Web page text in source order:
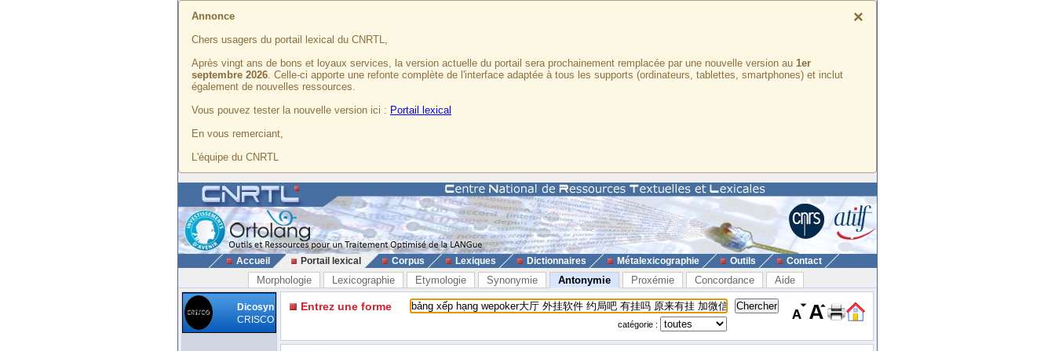
×
Annonce
Chers usagers du portail lexical du CNRTL,
Après vingt ans de bons et loyaux services, la version actuelle du portail sera prochainement remplacée par une nouvelle version au 1er
septembre 2026. Celle-ci apporte une refonte complète de l'interface adaptée à tous les supports (ordinateurs, tablettes, smartphones) et inclut
également de nouvelles ressources.
Vous pouvez tester la nouvelle version ici : Portail lexical
En vous remerciant,
L'équipe du CNRTL
Accueil Portail lexical Corpus Lexiques Dictionnaires Métalexicographie Outils Contact
Morphologie Lexicographie Etymologie Synonymie Antonymie Proxémie Concordance Aide
Dicosyn
CRISCO
Entrez une forme
catégorie :